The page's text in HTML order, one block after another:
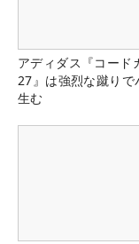
アディダス『コード
27』は強烈な蹴りで
生む